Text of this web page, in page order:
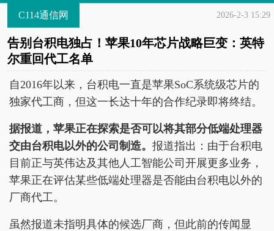
C114通信网 2026-2-3 15:29
告别台积电独占！苹果10年芯片战略巨变：英特
尔重回代工名单
自2016年以来，台积电一直是苹果SoC系统级芯片的
独家代工商，但这一长达十年的合作纪录即将终结。
据报道，苹果正在探索是否可以将其部分低端处理器
交由台积电以外的公司制造。 报道指出：由于台积电
目前正与英伟达及其他人工智能公司开展更多业务，
苹果正在评估某些低端处理器是否能由台积电以外的
厂商代工。
虽然报道未指明具体的候选厂商，但此前的传闻显